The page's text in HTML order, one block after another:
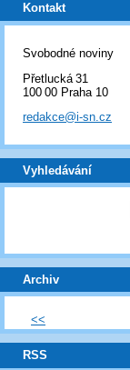
Kontakt
Svobodné noviny
Přetlucká 31
100 00 Praha 10
redakce@i-sn.cz
Vyhledávání
Archiv
<<
RSS